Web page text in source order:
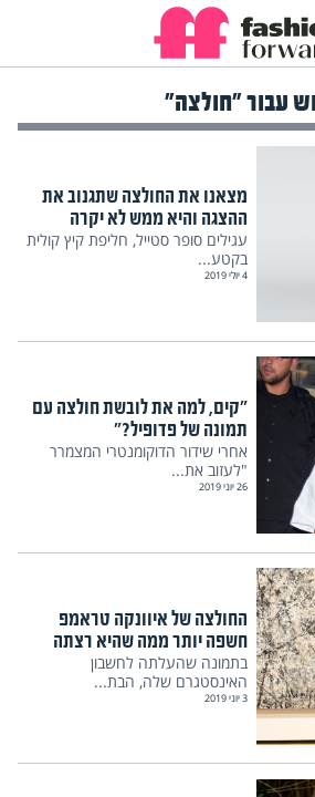
מצאנו את החולצה שתגנוב את
ההצגה והיא ממש לא יקרה
עגילים סופר סטייל, חליפת קיץ קולית
בקטע...
4 יולי 2019
"קים, למה את לובשת חולצה עם
תמונה של פדופיל?"
אחרי שידור הדוקומנטרי המצמרר
"לעזוב את...
26 יוני 2019
החולצה של איוונקה טראמפ
חשפה יותר ממה שהיא רצתה
בתמונה שהעלתה לחשבון
האינסטגרם שלה, הבת...
3 יוני 2019